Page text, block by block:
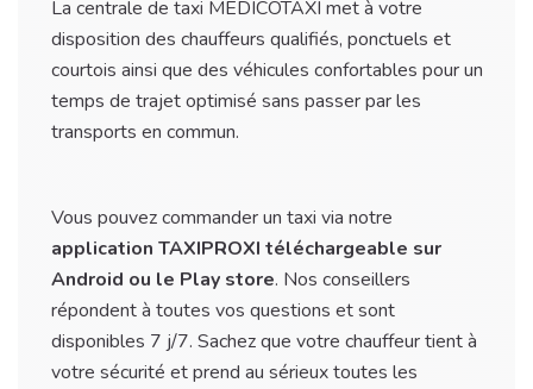
La centrale de taxi MEDICOTAXI met à votre
disposition des chauffeurs qualifiés, ponctuels et
courtois ainsi que des véhicules confortables pour un
temps de trajet optimisé sans passer par les
transports en commun.
Vous pouvez commander un taxi via notre
application TAXIPROXI téléchargeable sur
Android ou le Play store. Nos conseillers
répondent à toutes vos questions et sont
disponibles 7 j/7. Sachez que votre chauffeur tient à
votre sécurité et prend au sérieux toutes les